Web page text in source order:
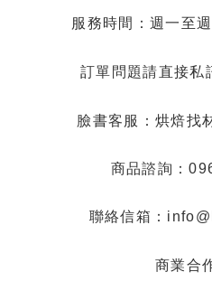
服務時間：週一至
訂單問題請直接私
臉書客服： 烘焙找
商品諮詢：
聯絡信箱：
商業合